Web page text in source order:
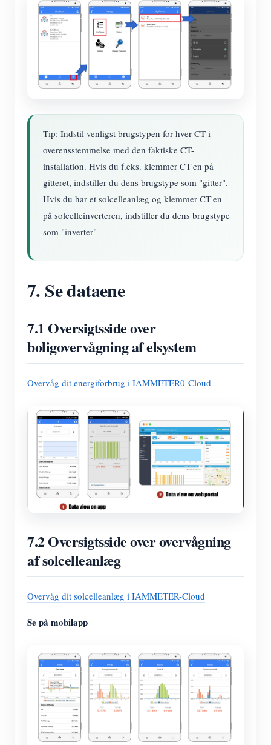
Tip: Indstil venligst brugstypen for hver CT i
overensstemmelse med den faktiske CT-
installation. Hvis du f.eks. klemmer CT'en på
gitteret, indstiller du dens brugstype som "gitter".
Hvis du har et solcelleanlæg og klemmer CT'en
på solcelleinverteren, indstiller du dens brugstype
som "inverter"
7. Se dataene
7.1 Oversigtsside over
boligovervågning af elsystem
Overvåg dit energiforbrug i IAMMETER0-Cloud
7.2 Oversigtsside over overvågning
af solcelleanlæg
Overvåg dit solcelleanlæg i IAMMETER-Cloud
Se på mobilapp